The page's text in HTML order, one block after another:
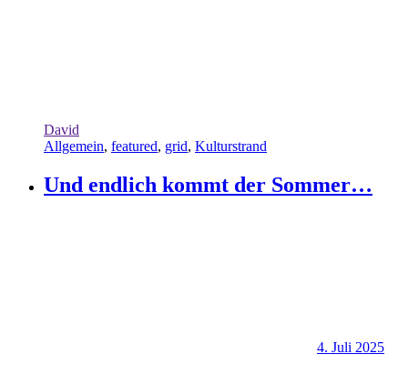
David
Allgemein, featured, grid, Kulturstrand
Und endlich kommt der Sommer…
4. Juli 2025